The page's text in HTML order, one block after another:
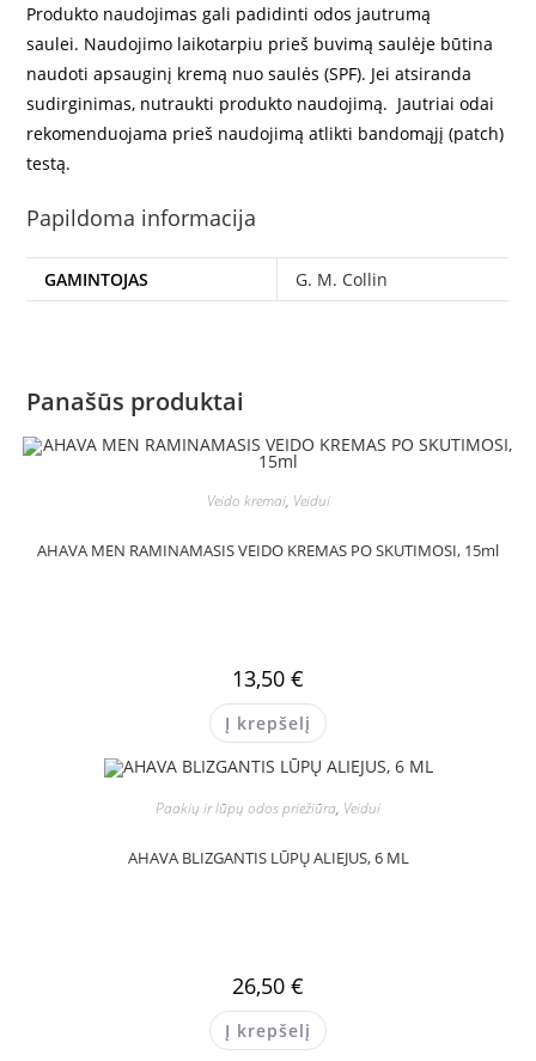
Produkto naudojimas gali padidinti odos jautrumą
saulei. Naudojimo laikotarpiu prieš buvimą saulėje būtina
naudoti apsauginį kremą nuo saulės (SPF). Jei atsiranda
sudirginimas, nutraukti produkto naudojimą. Jautriai odai
rekomenduojama prieš naudojimą atlikti bandomąjį (patch)
testą.
Papildoma informacija
GAMINTOJAS G. M. Collin
Panašūs produktai
Veido kremai, Veidui
AHAVA MEN RAMINAMASIS VEIDO KREMAS PO SKUTIMOSI, 15ml
13,50 €
Į krepšelį
Paakių ir lūpų odos priežiūra, Veidui
AHAVA BLIZGANTIS LŪPŲ ALIEJUS, 6 ML
26,50 €
Į krepšelį